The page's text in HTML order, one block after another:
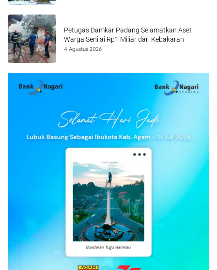
Petugas Damkar Padang Selamatkan Aset
Warga Senilai Rp1 Miliar dari Kebakaran
4 Agustus 2026